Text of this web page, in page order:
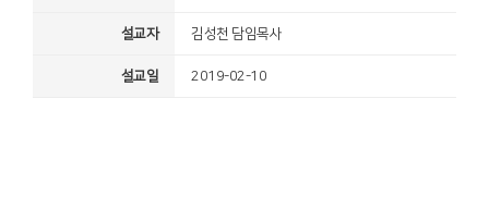
설교자 김성천 담임목사
설교일 2019-02-10